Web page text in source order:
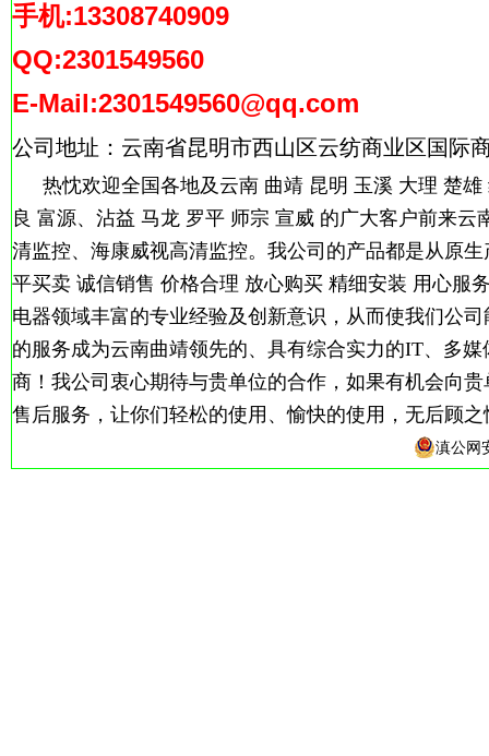
手机:13308740909
QQ:2301549560
E-Mail:2301549560@qq.com
公司地址：云南省昆明市西山区云纺商业区国际
热忱欢迎全国各地及云南 曲靖 昆明 玉溪 大理 楚
良 富源、沾益 马龙 罗平 师宗 宣威 的广大客户前来
清监控、海康威视高清监控。我公司的产品都是从原
平买卖 诚信销售 价格合理 放心购买 精细安装 用心服
电器领域丰富的专业经验及创新意识，从而使我们公
的服务成为云南曲靖领先的、具有综合实力的IT、多
商！我公司衷心期待与贵单位的合作，如果有机会向
售后服务，让你们轻松的使用、愉快的使用，无后顾之
滇公网